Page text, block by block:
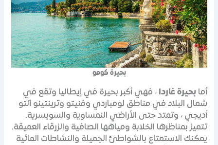
بحيرة كومو
أما بحيرة غاردا ، فهي أكبر بحيرة في إيطاليا وتقع في
شمال البلاد في مناطق لومباردي وفنيتو وترينتينو ألتو
أديجي ، وتمتد حتى الأراضي النمساوية والسويسرية.
تتميز بمناظرها الخلابة ومياهها الصافية والزرقاء العميقة.
يمكنك الاستمتاع بالشواطئ الجميلة والنشاطات المائية